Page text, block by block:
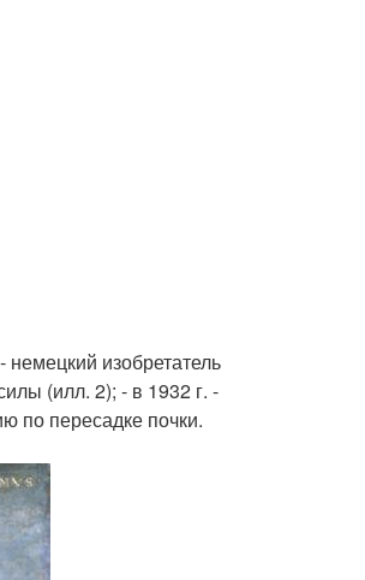
изобретатель
(илл. 2); - в 1932 г. -
по пересадке почки.